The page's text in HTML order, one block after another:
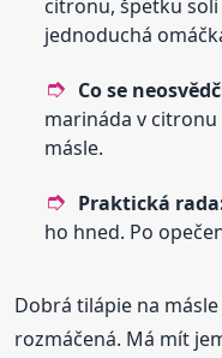
citronu, špetku
jednoduchá
Co se
marináda v
másle.
Praktická
ho hned. Po
Dobrá tilápie na
rozmáčená. Má mít